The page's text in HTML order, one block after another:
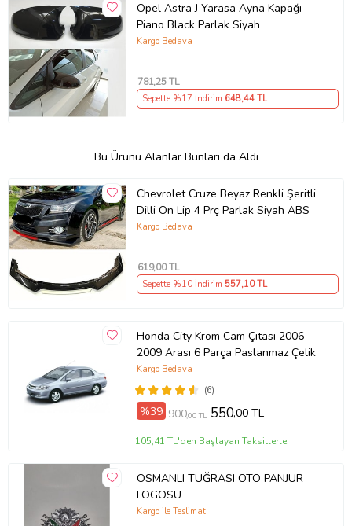
Opel Astra J Yarasa Ayna Kapağı
Piano Black Parlak Siyah
Kargo Bedava
781,25 TL
Sepette %17 İndirim 648,44 TL
Bu Ürünü Alanlar Bunları da Aldı
Chevrolet Cruze Beyaz Renkli Şeritli
Dilli Ön Lip 4 Prç Parlak Siyah ABS
Kargo Bedava
619,00 TL
Sepette %10 İndirim 557,10 TL
Honda City Krom Cam Çıtası 2006-
2009 Arası 6 Parça Paslanmaz Çelik
(6)
Kargo Bedava
%39 900,00 TL 550,00 TL
105,41 TL'den Başlayan Taksitlerle
OSMANLI TUĞRASI OTO PANJUR
LOGOSU
Kargo ile Teslimat